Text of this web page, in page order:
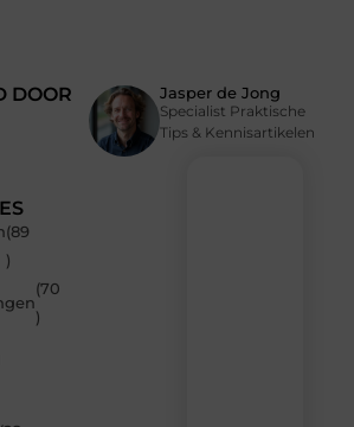
DOOR Jasper de Jong
Specialist Praktische
Tips & Kennisartikelen
(89
)
(70
)